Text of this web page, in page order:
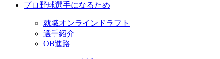
プロ野球選手になるため
就職オンラインドラフト
選手紹介
OB進路